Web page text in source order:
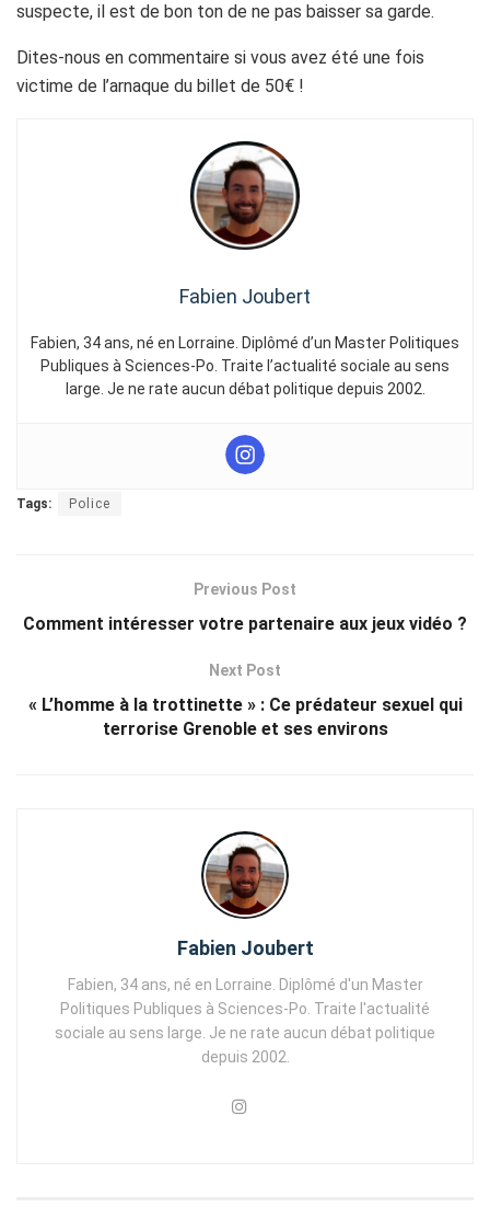
suspecte, il est de bon ton de ne pas baisser sa garde.
Dites-nous en commentaire si vous avez été une fois
victime de l’arnaque du billet de 50€ !
Fabien Joubert
Fabien, 34 ans, né en Lorraine. Diplômé d’un Master Politiques
Publiques à Sciences-Po. Traite l’actualité sociale au sens
large. Je ne rate aucun débat politique depuis 2002.
Tags: Police
Previous Post
Comment intéresser votre partenaire aux jeux vidéo ?
Next Post
« L’homme à la trottinette » : Ce prédateur sexuel qui
terrorise Grenoble et ses environs
Fabien Joubert
Fabien, 34 ans, né en Lorraine. Diplômé d'un Master
Politiques Publiques à Sciences-Po. Traite l'actualité
sociale au sens large. Je ne rate aucun débat politique
depuis 2002.